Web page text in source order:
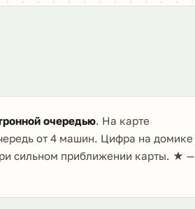
очередью. На карте
от 4 машин. Цифра на домике
сильном приближении карты. ★ —